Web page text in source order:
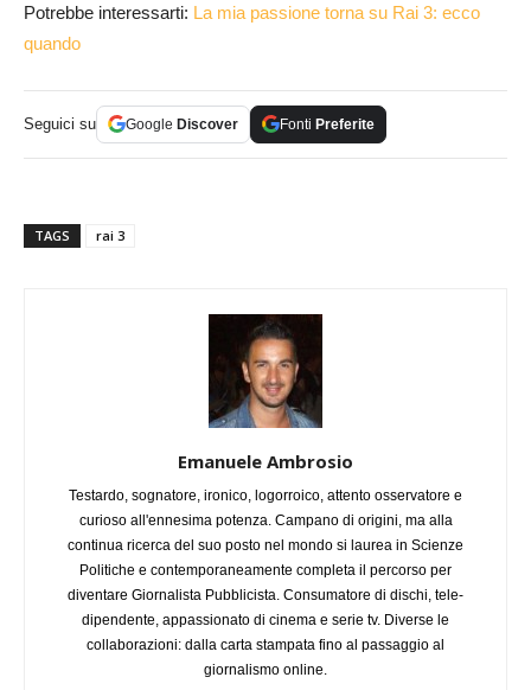
Potrebbe interessarti: La mia passione torna su Rai 3: ecco
quando
Seguici su Google Discover Fonti Preferite
TAGS rai 3
Emanuele Ambrosio
Testardo, sognatore, ironico, logorroico, attento osservatore e
curioso all'ennesima potenza. Campano di origini, ma alla
continua ricerca del suo posto nel mondo si laurea in Scienze
Politiche e contemporaneamente completa il percorso per
diventare Giornalista Pubblicista. Consumatore di dischi, tele-
dipendente, appassionato di cinema e serie tv. Diverse le
collaborazioni: dalla carta stampata fino al passaggio al
giornalismo online.